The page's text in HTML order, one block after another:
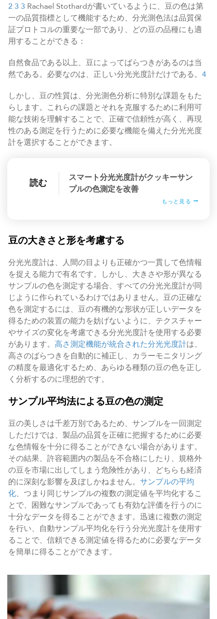
2 3 3 Rachael Stothardが書いているように、豆の色は第
一の品質指標として機能するため、分光測色法は品質保
証プロトコルの重要な一部であり、どの豆の品種にも適
用することができる：
自然食品である以上、豆によってばらつきがあるのは当
然である。必要なのは、正しい分光光度計だけである。 4
しかし、豆の性質は、分光測色分析に特別な課題をもた
らします。これらの課題とそれを克服するために利用可
能な技術を理解することで、正確で信頼性が高く、再現
性のある測定を行うために必要な機能を備えた分光光度
計を選択することができます。
読む
スマート分光光度計がクッキーサン
プルの色測定を改善
もっと見る
豆の大きさと形を考慮する
分光光度計は、人間の目よりも正確かつ一貫して色情報
を捉える能力で有名です。しかし、大きさや形が異なる
サンプルの色を測定する場合、すべての分光光度計が同
じように作られているわけではありません。豆の正確な
色を測定するには、豆の有機的な形状が正しいデータを
得るための装置の能力を妨げないように、テクスチャー
やサイズの変化を考慮できる分光光度計を使用する必要
があります。 高さ測定機能が統合された分光光度計は、
高さのばらつきを自動的に補正し、カラーモニタリング
の精度を最適化するため、あらゆる種類の豆の色を正し
く分析するのに理想的です。
サンプル平均法による豆の色の測定
豆の美しさは千差万別であるため、サンプルを一回測定
しただけでは、製品の品質を正確に把握するために必要
な色情報を十分に得ることができない場合があります。
その結果、許容範囲内の製品を不合格にしたり、規格外
の豆を市場に出してしまう危険性があり、どちらも経済
的に深刻な影響を及ぼしかねません。 サンプルの平均
化、つまり同じサンプルの複数の測定値を平均化するこ
とで、困難なサンプルであっても有効な評価を行うのに
十分なデータを得ることができます。迅速に複数の測定
を行い、自動サンプル平均化を行う分光光度計を使用す
ることで、信頼できる測定値を得るために必要なデータ
を簡単に得ることができます。